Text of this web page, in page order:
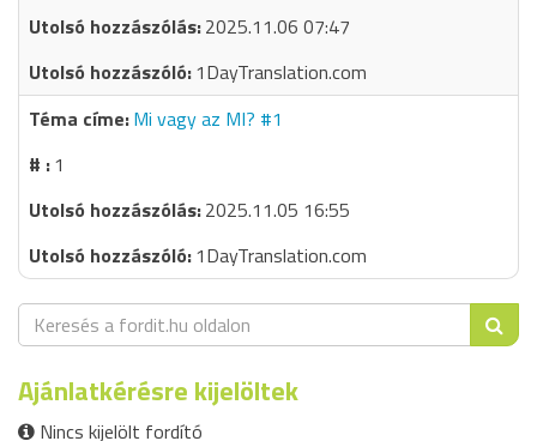
2025.11.06 07:47
1DayTranslation.com
Mi vagy az MI? #1
1
2025.11.05 16:55
1DayTranslation.com
Ajánlatkérésre kijelöltek
Nincs kijelölt fordító